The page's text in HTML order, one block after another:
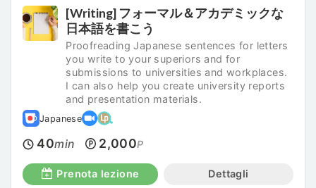
[Writing] フォーマル＆アカデミックな
日本語を書こう
Proofreading Japanese sentences for letters
you write to your superiors and for
submissions to universities and workplaces.
I can also help you create university reports
and presentation materials.
Japanese
40min 2,000P
Prenota lezione Dettagli